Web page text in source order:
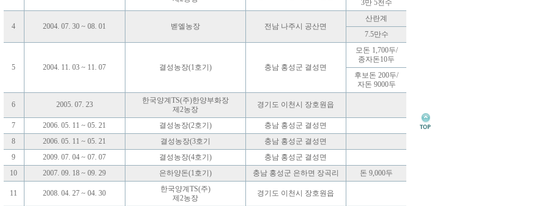
3만 5천수
4 2004. 07. 30 ~ 08. 01 벧엘농장 전남 나주시 공산면
산란계
7.5만수
5 2004. 11. 03 ~ 11. 07 결성농장(1호기) 충남 홍성군 결성면
모돈 1,700두/
종자돈10두
후보돈 200두/
자돈 9000두
6 2005. 07. 23
한국양계TS(주)한양부화장
제2농장
경기도 이천시 장호원읍
7 2006. 05. 11 ~ 05. 21 결성농장(2호기)
충남 홍성군 결성면
8
2006. 05. 11 ~ 05. 21 결성농장(3호기
충남 홍성군 결성면
9
2009. 07. 04 ~ 07. 07 결성농장(4호기)
충남 홍성군 결성면
10
2007. 09. 18 ~ 09. 29 은하양돈(1호기) 충남 홍성군 은하면 장곡리 돈 9,000두
11 2008. 04. 27 ~ 04. 30
한국양계TS(주)
제2농장
경기도 이천시 장호원읍